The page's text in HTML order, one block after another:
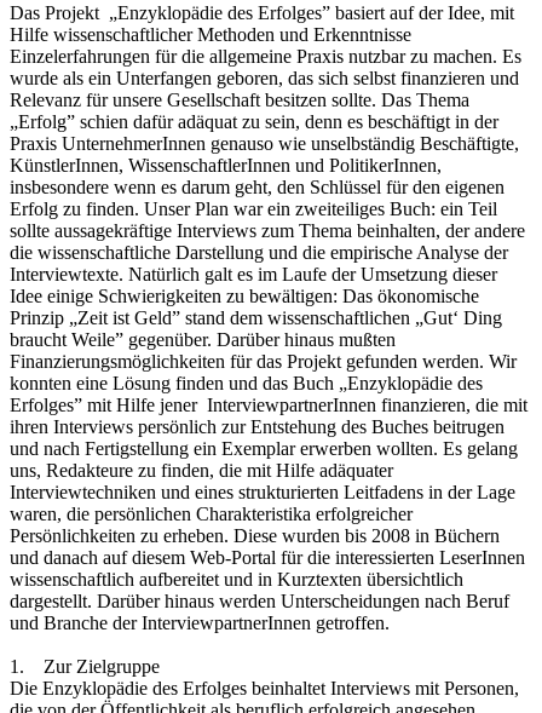
Das Projekt „Enzyklopädie des Erfolges” basiert auf der Idee, mit
Hilfe wissenschaftlicher Methoden und Erkenntnisse
Einzelerfahrungen für die allgemeine Praxis nutzbar zu machen. Es
wurde als ein Unterfangen geboren, das sich selbst finanzieren und
Relevanz für unsere Gesellschaft besitzen sollte. Das Thema
„Erfolg” schien dafür adäquat zu sein, denn es beschäftigt in der
Praxis UnternehmerInnen genauso wie unselbständig Beschäftigte,
KünstlerInnen, WissenschaftlerInnen und PolitikerInnen,
insbesondere wenn es darum geht, den Schlüssel für den eigenen
Erfolg zu finden. Unser Plan war ein zweiteiliges Buch: ein Teil
sollte aussagekräftige Interviews zum Thema beinhalten, der andere
die wissenschaftliche Darstellung und die empirische Analyse der
Interviewtexte. Natürlich galt es im Laufe der Umsetzung dieser
Idee einige Schwierigkeiten zu bewältigen: Das ökonomische
Prinzip „Zeit ist Geld” stand dem wissenschaftlichen „Gut‘ Ding
braucht Weile” gegenüber. Darüber hinaus mußten
Finanzierungsmöglichkeiten für das Projekt gefunden werden. Wir
konnten eine Lösung finden und das Buch „Enzyklopädie des
Erfolges” mit Hilfe jener InterviewpartnerInnen finanzieren, die mit
ihren Interviews persönlich zur Entstehung des Buches beitrugen
und nach Fertigstellung ein Exemplar erwerben wollten. Es gelang
uns, Redakteure zu finden, die mit Hilfe adäquater
Interviewtechniken und eines strukturierten Leitfadens in der Lage
waren, die persönlichen Charakteristika erfolgreicher
Persönlichkeiten zu erheben. Diese wurden bis 2008 in Büchern
und danach auf diesem Web-Portal für die interessierten LeserInnen
wissenschaftlich aufbereitet und in Kurztexten übersichtlich
dargestellt. Darüber hinaus werden Unterscheidungen nach Beruf
und Branche der InterviewpartnerInnen getroffen.
1. Zur Zielgruppe
Die Enzyklopädie des Erfolges beinhaltet Interviews mit Personen,